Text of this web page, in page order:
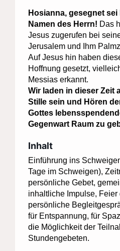
Hosianna, gesegnet
Namen des Herrn! Das
Jesus zugerufen bei
Jerusalem und Ihm
Auf Jesus hin haben
Hoffnung gesetzt,
Messias erkannt.
Wir laden in dieser Zeit
Stille sein und Hören
Gottes
Gegenwart Raum zu
Inhalt
Einführung ins
Tage im Schweigen),
persönliche Gebet,
inhaltliche Impulse, Feier
persönliche
für Entspannung, für
die Möglichkeit der
Stundengebeten.